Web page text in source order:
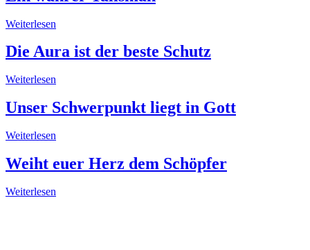
Weiterlesen
Die Aura ist der beste Schutz
Weiterlesen
Unser Schwerpunkt liegt in Gott
Weiterlesen
Weiht euer Herz dem Schöpfer
Weiterlesen